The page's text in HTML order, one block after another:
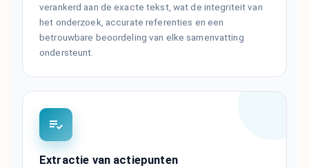
verankerd aan de exacte tekst, wat de integriteit van
het onderzoek, accurate referenties en een
betrouwbare beoordeling van elke samenvatting
ondersteunt.
Extractie van actiepunten